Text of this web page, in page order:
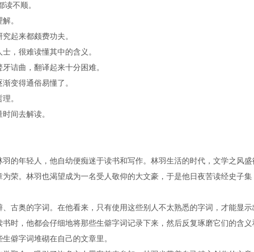
不顺。
。
起来都颇费功夫。
，很难读懂其中的含义。
诘曲，翻译起来十分困难。
变得通俗易懂了。
。
间去解读。
年轻人，他自幼便痴迷于读书和写作。林羽生活的时代，文学之风盛
荣。林羽也渴望成为一名受人敬仰的大文豪，于是他日夜苦读经史子集
奥的字词。在他看来，只有使用这些别人不太熟悉的字词，才能显示
时，他都会仔细地将那些生僻字词记录下来，然后反复琢磨它们的含义
僻字词堆砌在自己的文章里。